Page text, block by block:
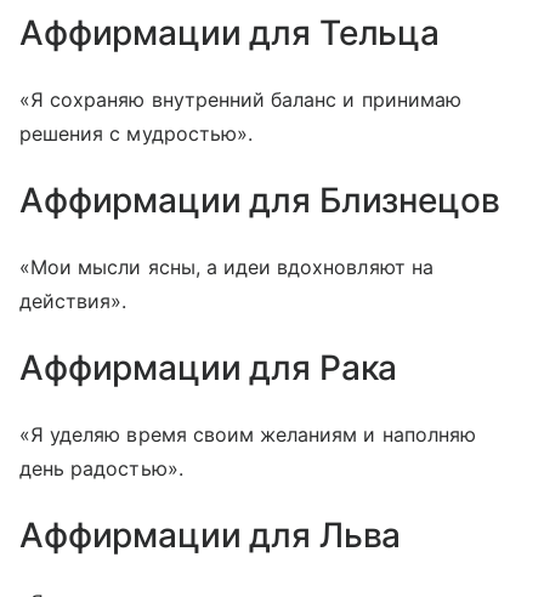
Аффирмации для Тельца
«Я сохраняю внутренний баланс и принимаю
решения с мудростью».
Аффирмации для Близнецов
«Мои мысли ясны, а идеи вдохновляют на
действия».
Аффирмации для Рака
«Я уделяю время своим желаниям и наполняю
день радостью».
Аффирмации для Льва